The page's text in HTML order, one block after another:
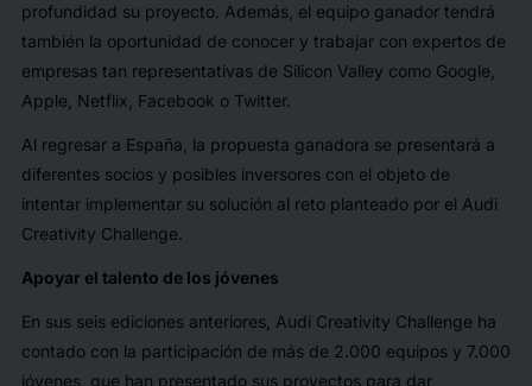
profundidad su proyecto. Además, el equipo ganador tendrá
también la oportunidad de conocer y trabajar con expertos de
empresas tan representativas de Silicon Valley como Google,
Apple, Netflix, Facebook o Twitter.
Al regresar a España, la propuesta ganadora se presentará a
diferentes socios y posibles inversores con el objeto de
intentar implementar su solución al reto planteado por el Audi
Creativity Challenge.
Apoyar el talento de los jóvenes
En sus seis ediciones anteriores, Audi Creativity Challenge ha
contado con la participación de más de 2.000 equipos y 7.000
jóvenes, que han presentado sus proyectos para dar